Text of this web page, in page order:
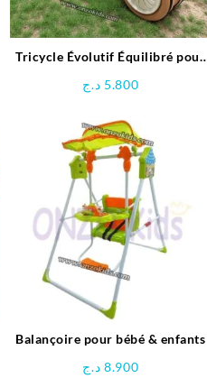
Tricycle Évolutif Équilibré pour
5.800 د.ج
Balançoire pour bébé & enfants
8.900 د.ج